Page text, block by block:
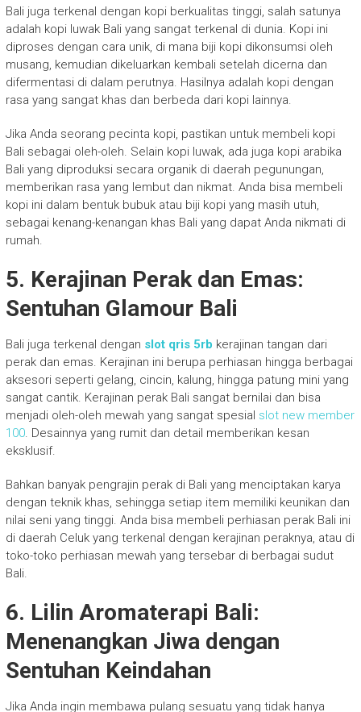
Bali juga terkenal dengan kopi berkualitas tinggi, salah satunya
adalah kopi luwak Bali yang sangat terkenal di dunia. Kopi ini
diproses dengan cara unik, di mana biji kopi dikonsumsi oleh
musang, kemudian dikeluarkan kembali setelah dicerna dan
difermentasi di dalam perutnya. Hasilnya adalah kopi dengan
rasa yang sangat khas dan berbeda dari kopi lainnya.
Jika Anda seorang pecinta kopi, pastikan untuk membeli kopi
Bali sebagai oleh-oleh. Selain kopi luwak, ada juga kopi arabika
Bali yang diproduksi secara organik di daerah pegunungan,
memberikan rasa yang lembut dan nikmat. Anda bisa membeli
kopi ini dalam bentuk bubuk atau biji kopi yang masih utuh,
sebagai kenang-kenangan khas Bali yang dapat Anda nikmati di
rumah.
5. Kerajinan Perak dan Emas:
Sentuhan Glamour Bali
Bali juga terkenal dengan slot qris 5rb kerajinan tangan dari
perak dan emas. Kerajinan ini berupa perhiasan hingga berbagai
aksesori seperti gelang, cincin, kalung, hingga patung mini yang
sangat cantik. Kerajinan perak Bali sangat bernilai dan bisa
menjadi oleh-oleh mewah yang sangat spesial slot new member
100. Desainnya yang rumit dan detail memberikan kesan
eksklusif.
Bahkan banyak pengrajin perak di Bali yang menciptakan karya
dengan teknik khas, sehingga setiap item memiliki keunikan dan
nilai seni yang tinggi. Anda bisa membeli perhiasan perak Bali ini
di daerah Celuk yang terkenal dengan kerajinan peraknya, atau di
toko-toko perhiasan mewah yang tersebar di berbagai sudut
Bali.
6. Lilin Aromaterapi Bali:
Menenangkan Jiwa dengan
Sentuhan Keindahan
Jika Anda ingin membawa pulang sesuatu yang tidak hanya